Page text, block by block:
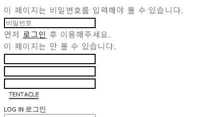
이 페이지는 비밀번호를 입력해야 볼 수 있습니다.
먼저 로그인 후 이용해주세요.
이 페이지는 만 볼 수 있습니다.
LOG IN 로그인